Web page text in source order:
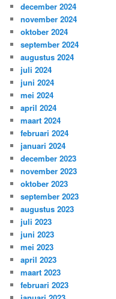
december 2024
november 2024
oktober 2024
september 2024
augustus 2024
juli 2024
juni 2024
mei 2024
april 2024
maart 2024
februari 2024
januari 2024
december 2023
november 2023
oktober 2023
september 2023
augustus 2023
juli 2023
juni 2023
mei 2023
april 2023
maart 2023
februari 2023